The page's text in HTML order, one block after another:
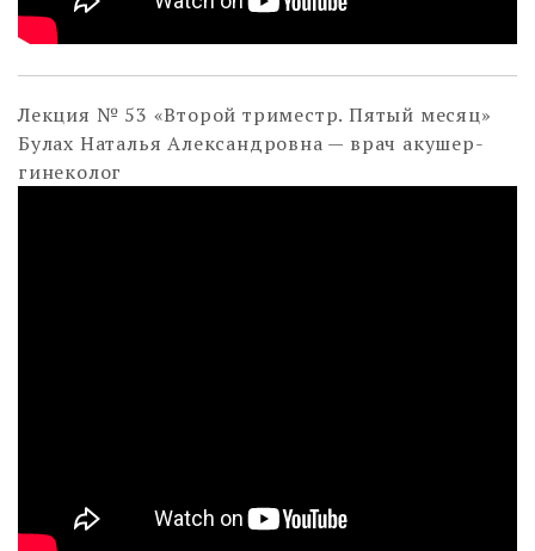
Лекция № 53 «Второй триместр. Пятый месяц»
Булах Наталья Александровна — врач акушер-
гинеколог